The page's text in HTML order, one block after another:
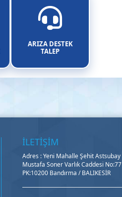
ARIZA DESTEK
TALEP
İLETİŞİM
Adres : Yeni Mahalle Şehit Astsubay
Mustafa Soner Varlık Caddesi No:77
PK:10200 Bandırma / BALIKESİR